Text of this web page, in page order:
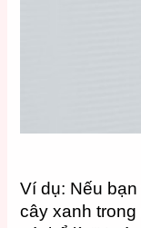
Ví dụ: Nếu
cây xanh trong